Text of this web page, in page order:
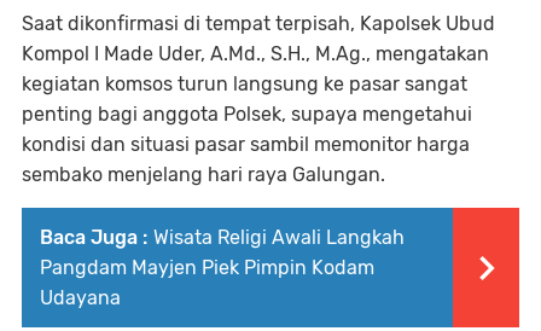
Saat dikonfirmasi di tempat terpisah, Kapolsek Ubud
Kompol I Made Uder, A.Md., S.H., M.Ag., mengatakan
kegiatan komsos turun langsung ke pasar sangat
penting bagi anggota Polsek, supaya mengetahui
kondisi dan situasi pasar sambil memonitor harga
sembako menjelang hari raya Galungan.
Baca Juga : Wisata Religi Awali Langkah
Pangdam Mayjen Piek Pimpin Kodam
Udayana